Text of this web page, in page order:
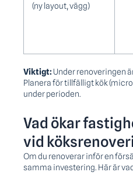
(ny layout, vägg)
Viktigt: Under renoveringen
Planera för tillfälligt kök
under perioden.
Vad ökar
vid
Om du renoverar inför en
samma investering. Här är